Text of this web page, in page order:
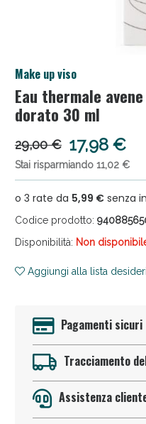
Make up viso
Eau thermale
dorato 30 ml
29,00 € 17,98 €
Stai risparmiando 11,02 €
Codice prodotto:
Disponibilità: Non
Aggiungi alla lista desideri
Pagamenti sicuri
Tracciamento
Assistenza
Salini e
Anticellulite e